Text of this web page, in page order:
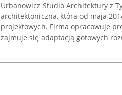
Urbanowicz Studio Architektury z
architektoniczna, która od maja
projektowych. Firma opracowuje
zajmuje się adaptacją gotowych